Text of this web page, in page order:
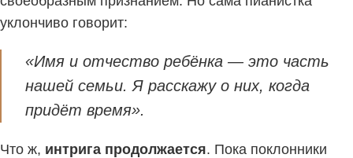
уклончиво говорит:
«Имя и отчество ребёнка — это часть
нашей семьи. Я расскажу о них, когда
придёт время».
Что ж, интрига продолжается. Пока поклонники